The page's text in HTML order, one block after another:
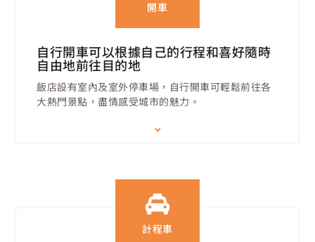
開車
自行開車可以根據自己的行程和喜好隨時
自由地前往目的地
飯店設有室內及室外停車場，自行開車可輕鬆前往各
大熱門景點，盡情感受城市的魅力。
計程車